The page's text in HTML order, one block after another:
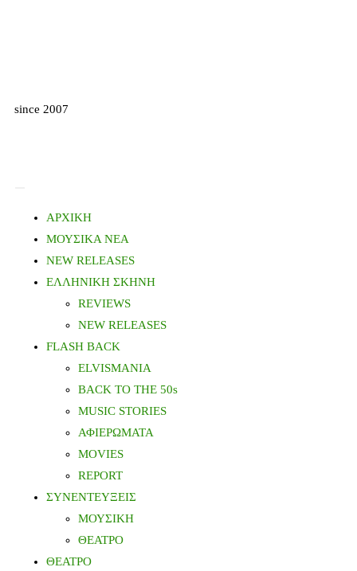
since 2007
ΑΡΧΙΚΗ
ΜΟΥΣΙΚΑ ΝΕΑ
NEW RELEASES
ΕΛΛΗΝΙΚΗ ΣΚΗΝΗ
REVIEWS
NEW RELEASES
FLASH BACK
ELVISMANIA
BACK TO THE 50s
MUSIC STORIES
ΑΦΙΕΡΩΜΑΤΑ
MOVIES
REPORT
ΣΥΝΕΝΤΕΥΞΕΙΣ
ΜΟΥΣΙΚΗ
ΘΕΑΤΡΟ
ΘΕΑΤΡΟ